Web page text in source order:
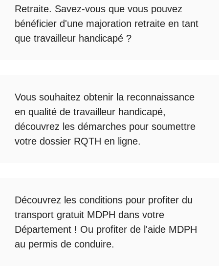
Retraite. Savez-vous que vous pouvez
bénéficier d'une majoration retraite en tant
que travailleur handicapé ?
Vous souhaitez obtenir la reconnaissance
en qualité de travailleur handicapé,
découvrez les démarches pour soumettre
votre dossier RQTH en ligne.
Découvrez les conditions pour profiter du
transport gratuit MDPH dans votre
Département ! Ou profiter de l'aide MDPH
au permis de conduire.